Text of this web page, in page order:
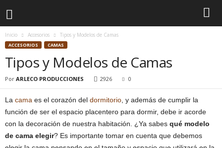
Inicio Accesorios Tipos y Modelos de Camas
ACCESORIOS CAMAS
Tipos y Modelos de Camas
Por ARLECO PRODUCCIONES 2926 0
La cama es el corazón del dormitorio , y además de cumplir la
función de ser el espacio placentero para dormir, debe ir acorde
con la decoración de nuestra habitación. ¿Ya sabes qué modelo
de cama elegir? Es importante tomar en cuenta que debemos